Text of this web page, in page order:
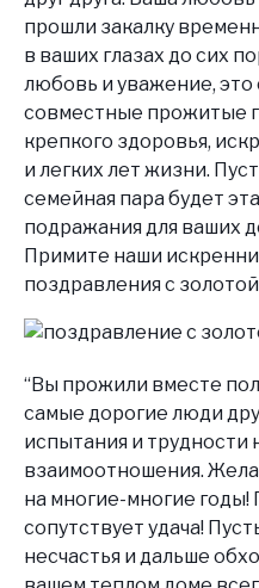
прошли закалку
в ваших глазах до сих
любовь и уважение, это
совместные прожитые
крепкого здоровья,
и легких лет жизни.
семейная пара будет
подражания для ваших
Примите наши
поздравления с
“Вы прожили вместе
самые дорогие люди
испытания и трудности
взаимоотношения.
на многие-многие годы!
сопутствует удача!
несчастья и дальше